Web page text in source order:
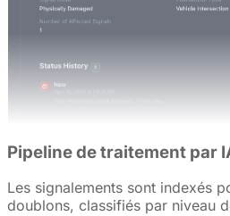
Pipeline de traitement par
Les signalements sont indexés
doublons, classifiés par niveau